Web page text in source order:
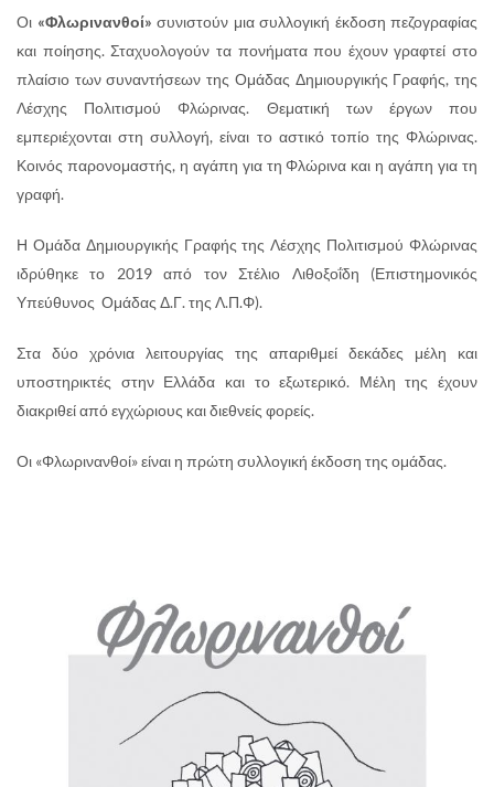
Οι «Φλωρινανθοί» συνιστούν μια συλλογική έκδοση πεζογραφίας
και ποίησης. Σταχυολογούν τα πονήματα που έχουν γραφτεί στο
πλαίσιο των συναντήσεων της Ομάδας Δημιουργικής Γραφής, της
Λέσχης Πολιτισμού Φλώρινας. Θεματική των έργων που
εμπεριέχονται στη συλλογή, είναι το αστικό τοπίο της Φλώρινας.
Κοινός παρονομαστής, η αγάπη για τη Φλώρινα και η αγάπη για τη
γραφή.
Η Ομάδα Δημιουργικής Γραφής της Λέσχης Πολιτισμού Φλώρινας
ιδρύθηκε το 2019 από τον Στέλιο Λιθοξοΐδη (Επιστημονικός
Υπεύθυνος Ομάδας Δ.Γ. της Λ.Π.Φ).
Στα δύο χρόνια λειτουργίας της απαριθμεί δεκάδες μέλη και
υποστηρικτές στην Ελλάδα και το εξωτερικό. Μέλη της έχουν
διακριθεί από εγχώριους και διεθνείς φορείς.
Οι «Φλωρινανθοί» είναι η πρώτη συλλογική έκδοση της ομάδας.